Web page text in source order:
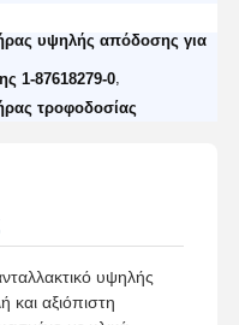
υψηλής απόδοσης για
1-87618279-0
τροφοδοσίας
υψηλής
και αξιόπιστη